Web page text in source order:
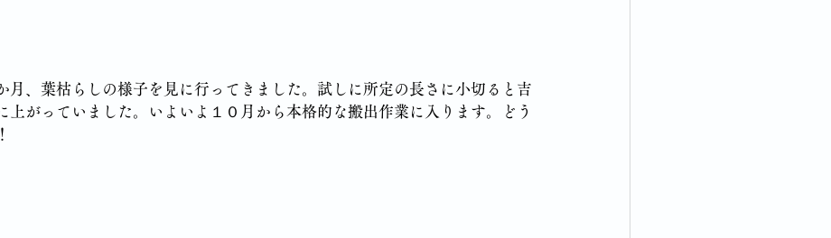
月、葉枯らしの様子を見に行ってきました。試しに所定の長さに小切ると吉
上がっていました。いよいよ１０月から本格的な搬出作業に入ります。どう